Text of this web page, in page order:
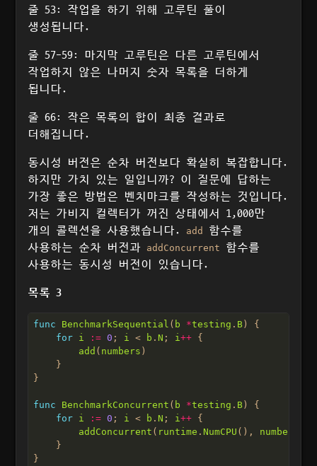
줄 53: 작업을 하기 위해 고루틴 풀이
생성됩니다.
줄 57-59: 마지막 고루틴은 다른 고루틴에서
작업하지 않은 나머지 숫자 목록을 더하게
됩니다.
줄 66: 작은 목록의 합이 최종 결과로
더해집니다.
동시성 버전은 순차 버전보다 확실히 복잡합니다.
하지만 가치 있는 일입니까? 이 질문에 답하는
가장 좋은 방법은 벤치마크를 작성하는 것입니다.
저는 가비지 컬렉터가 꺼진 상태에서 1,000만
개의 콜렉션을 사용했습니다.
add
함수를
사용하는 순차 버전과 addConcurrent
함수를
사용하는 동시성 버전이 있습니다.
목록 3
func BenchmarkSequential ( b *testing . B
for
i := 0 ; i < b . N ; i++
add ( numbers
func BenchmarkConcurrent ( b *testing . B
for
i := 0 ; i < b . N ; i++
addConcurrent ( runtime . NumCPU (), numbers